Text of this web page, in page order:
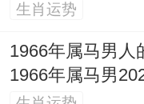
程调整带来的不
定或缔结婚约，
此月宜以稳健、
生肖运势
1966年属马男人
1966年属马男